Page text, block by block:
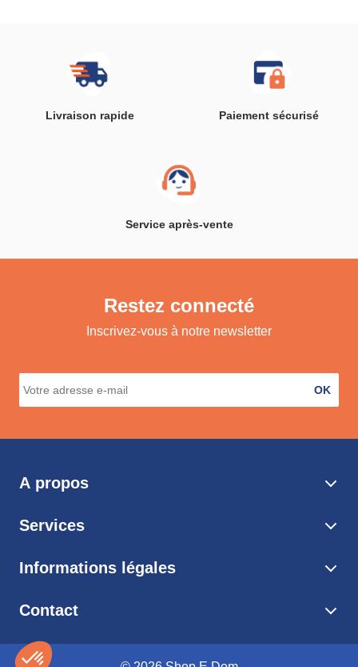
Livraison rapide Paiement sécurisé
Service après-vente
Restez connecté
Inscrivez-vous à notre newsletter
OK
A propos
Services
Informations légales
Contact